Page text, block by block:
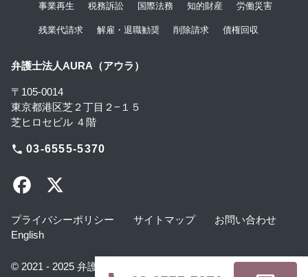
事業再生 税務訴訟 国際法務 知的財産 労働災害
残業代請求 解雇・退職勧奨 削除請求 債権回収
弁護士法人AURA（アウラ）
〒105-0014
東京都港区芝２丁目２−１５
芝ヒロセビル ４階
phone 03-6555-5370
プライバシーポリシー サイトマップ
お問い合わせ
English
© 2021 - 2025 弁護士法人AURA All rights reserved.